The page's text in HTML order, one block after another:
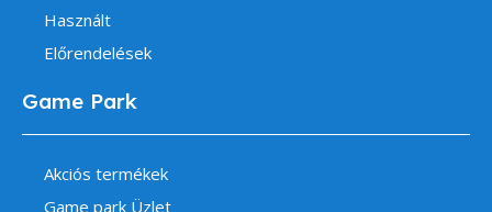
Használt
Előrendelések
Game Park
Akciós termékek
Game park Üzlet